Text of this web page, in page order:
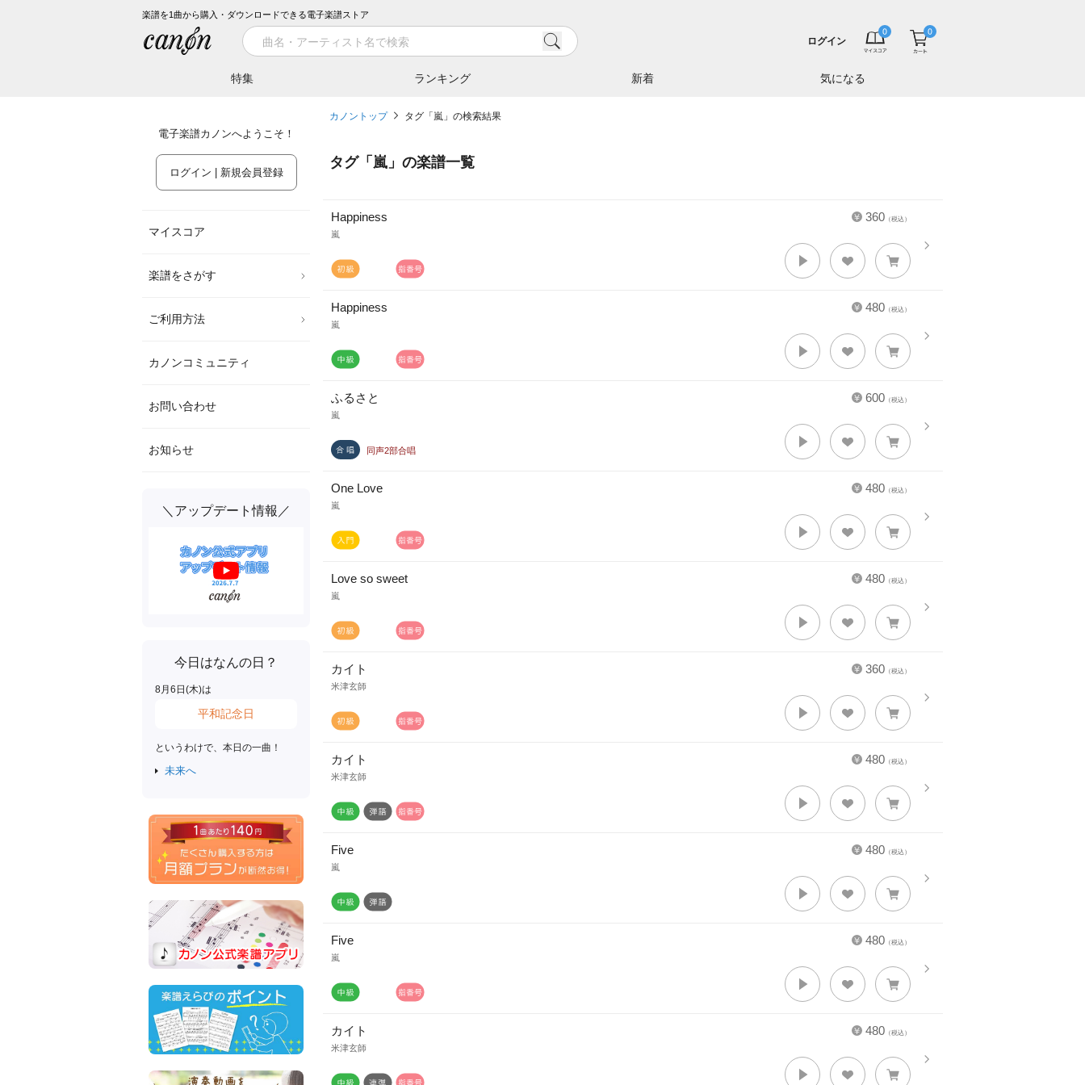
楽譜を1曲から購入・ダウンロードできる電子楽譜ストア
特集 ランキング 新着 気になる
ログイン
電子楽譜カノンへようこそ！
ログイン | 新規会員登録
マイスコア
楽譜をさがす
ご利用方法
カノンコミュニティ
お問い合わせ
お知らせ
＼アップデート情報／
今日はなんの日？
8月 6 日(木)は
平和記念日
というわけで、本日の一曲！
未来へ
カノントップ タグ「嵐」の検索結果
タグ「 嵐 」の楽譜一覧
360 （税込）
Happiness
嵐
480 （税込）
Happiness
嵐
600 （税込）
ふるさと
嵐
同声2部合唱
480 （税込）
One Love
嵐
480 （税込）
Love so sweet
嵐
360 （税込）
カイト
米津玄師
480 （税込）
カイト
米津玄師
480 （税込）
Five
嵐
480 （税込）
Five
嵐
480 （税込）
カイト
米津玄師